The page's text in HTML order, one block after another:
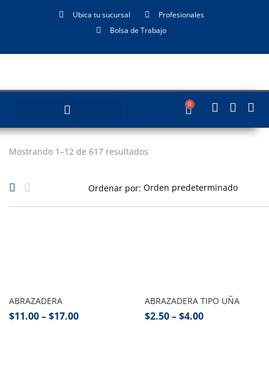
Ubica tu sucursal
Profesionales
Bolsa de Trabajo
0
Mostrando 1–12 de 617 resultados
Ordenar por:
ABRAZADERA
$11.00–$17.00
ABRAZADERA TIPO UÑA
$2.50–$4.00